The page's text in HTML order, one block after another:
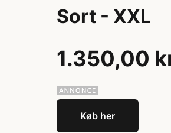
Sort - XXL
1.350,00
Køb her